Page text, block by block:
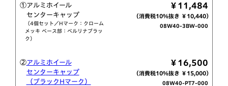
①アルミホイール
センターキャップ
（4個セット／Hマーク：クローム
メッキ ベース部：ベルリナブラッ
ク）
￥11,484
（消費税10％抜き ￥10,440）
08W40-3BW-000
②アルミホイール
センターキャップ
（ブラックHマーク）
￥16,500
（消費税10％抜き ￥15,000）
08W40-PT7-000